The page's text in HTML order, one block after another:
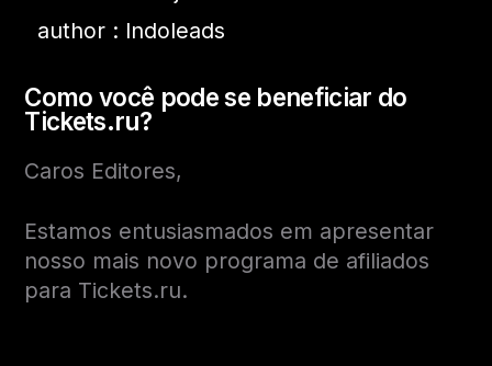
author : Indoleads
Como você pode se beneficiar do
Tickets.ru?
Caros Editores,
Estamos entusiasmados em apresentar
nosso mais novo programa de afiliados
para Tickets.ru.